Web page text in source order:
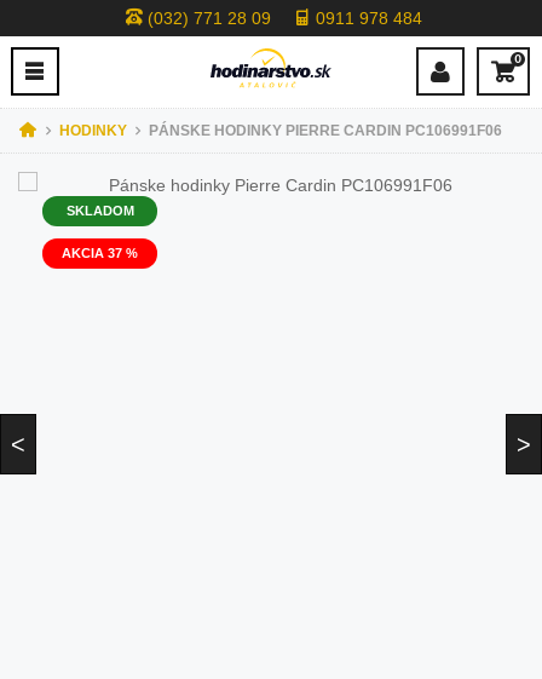
(032) 771 28 09 0911 978 484
0
HODINKY PÁNSKE HODINKY PIERRE CARDIN PC106991F06
SKLADOM
AKCIA 37 %